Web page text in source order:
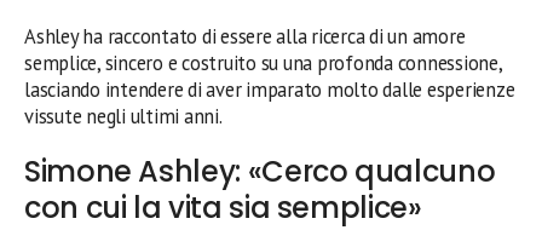
Ashley ha raccontato di essere alla ricerca di un amore
semplice, sincero e costruito su una profonda connessione,
lasciando intendere di aver imparato molto dalle esperienze
vissute negli ultimi anni.
Simone Ashley: «Cerco qualcuno
con cui la vita sia semplice»